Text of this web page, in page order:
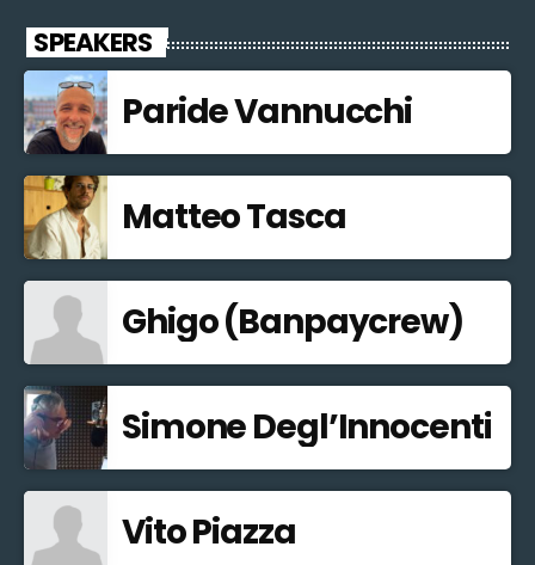
SPEAKERS
Paride Vannucchi
Matteo Tasca
Ghigo (Banpaycrew)
Simone Degl’Innocenti
Vito Piazza